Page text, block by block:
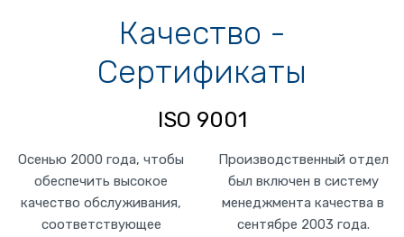
Качество -
Сертификаты
ISO 9001
Осенью 2000 года, чтобы
обеспечить высокое
качество обслуживания,
соответствующее
Производственный отдел
был включен в систему
менеджмента качества в
сентябре 2003 года.